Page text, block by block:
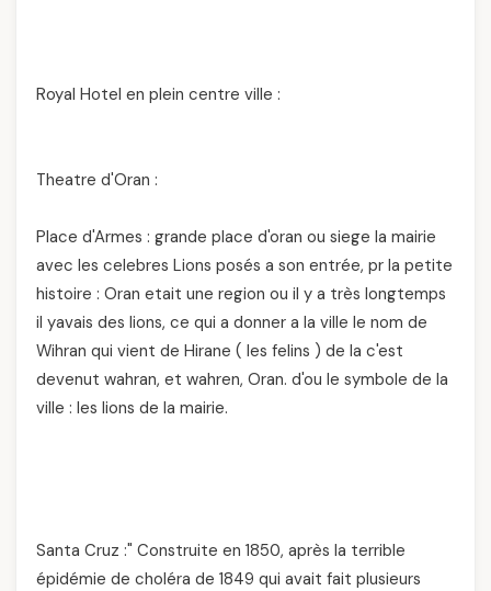
Royal Hotel en plein centre ville :
Theatre d'Oran :
Place d'Armes : grande place d'oran ou siege la mairie
avec les celebres Lions posés a son entrée, pr la petite
histoire : Oran etait une region ou il y a très longtemps
il yavais des lions, ce qui a donner a la ville le nom de
Wihran qui vient de Hirane ( les felins ) de la c'est
devenut wahran, et wahren, Oran. d'ou le symbole de la
ville : les lions de la mairie.
Santa Cruz :" Construite en 1850, après la terrible
épidémie de choléra de 1849 qui avait fait plusieurs